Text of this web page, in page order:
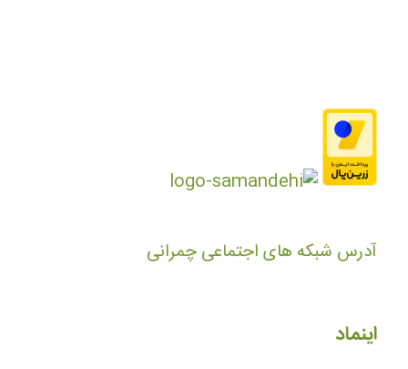
آدرس شبکه های اجتماعی چمرانی
اینماد